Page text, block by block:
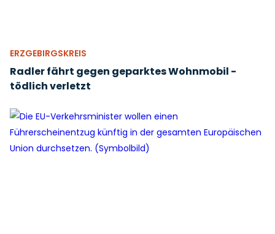
ERZGEBIRGSKREIS
Radler fährt gegen geparktes Wohnmobil -
tödlich verletzt